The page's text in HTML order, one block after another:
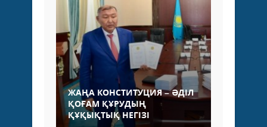
ЖАҢА КОНСТИТУЦИЯ – ӘДІЛ
ҚОҒАМ ҚҰРУДЫҢ
ҚҰҚЫҚТЫҚ НЕГІЗІ